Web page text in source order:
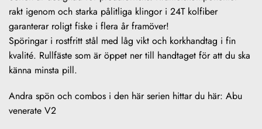
rakt igenom och starka pålitliga klingor i 24T kolfiber
garanterar roligt fiske i flera år framöver!
Spöringar i rostfritt stål med låg vikt och korkhandtag i fin
kvalité. Rullfäste som är öppet ner till handtaget för att du ska
känna minsta pill.
Andra spön och combos i den här serien hittar du här: Abu
venerate V2